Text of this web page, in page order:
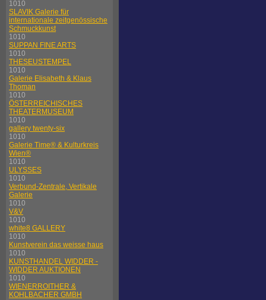
1010
SLAVIK Galerie für
internationale zeitgenössische
Schmuckkunst
1010
SUPPAN FINE ARTS
1010
THESEUSTEMPEL
1010
Galerie Elisabeth & Klaus
Thoman
1010
ÖSTERREICHISCHES
THEATERMUSEUM
1010
gallery twenty-six
1010
Galerie Time® & Kulturkreis
Wien®
1010
ULYSSES
1010
Verbund-Zentrale, Vertikale
Galerie
1010
V&V
1010
white8 GALLERY
1010
Kunstverein das weisse haus
1010
KUNSTHANDEL WIDDER -
WIDDER AUKTIONEN
1010
WIENERROITHER &
KOHLBACHER GMBH